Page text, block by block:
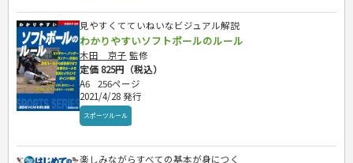
見やすくてていねいなビジュアル解説
わかりやすいソフトボールのルール
木田 京子 監修
定価 825円（税込）
A6
256ページ
2021/4/28 発行
スポーツルール
楽しみながらすべての基本が身につく